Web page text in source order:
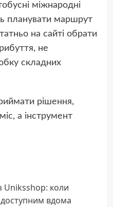
міжнародні
планувати маршрут
на сайті обрати
не
складних
рішення,
а інструмент
Uniksshop: коли
вдома